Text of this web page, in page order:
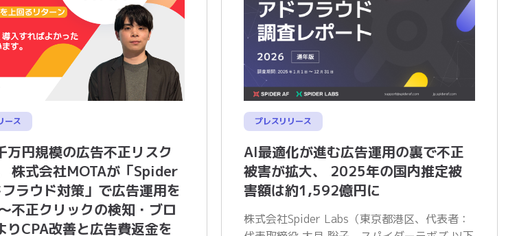
ース
万円規模の広告不正リスク
株式会社MOTAが「Spider
ラウド対策」で広告運用を
不正クリックの検知・ブロ
りCPA改善と広告費返金を
プレスリリース
AI最適化が進む広告運用の裏で不正
被害が拡大、 2025年の国内推定被
害額は約1,592億円に
株式会社Spider Labs（東京都港区、代表者：